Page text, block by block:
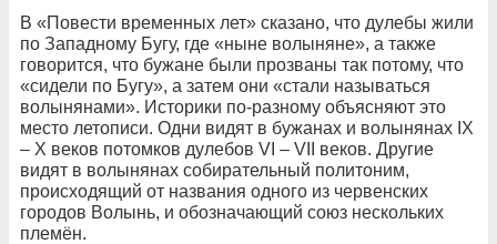
В «Повести временных лет» сказано, что дулебы жили
по Западному Бугу, где «ныне волыняне», а также
говорится, что бужане были прозваны так потому, что
«сидели по Бугу», а затем они «стали называться
волынянами». Историки по-разному объясняют это
место летописи. Одни видят в бужанах и волынянах IX
– X веков потомков дулебов VI – VII веков. Другие
видят в волынянах собирательный политоним,
происходящий от названия одного из червенских
городов Волынь, и обозначающий союз нескольких
племён.